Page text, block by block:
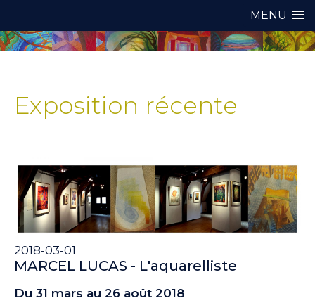
MENU
Exposition récente
2018-03-01
MARCEL LUCAS - L'aquarelliste
Du 31 mars au 26 août 2018